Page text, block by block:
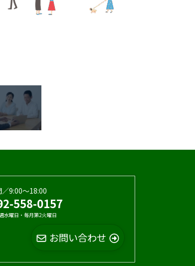
9:00〜18:00
558-0157
水曜日・毎月第2火曜日
お問い合わせ